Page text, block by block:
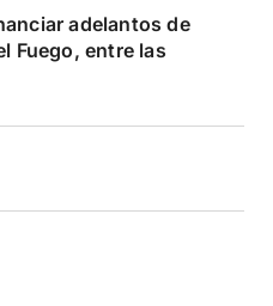
adelantos de
Fuego, entre las